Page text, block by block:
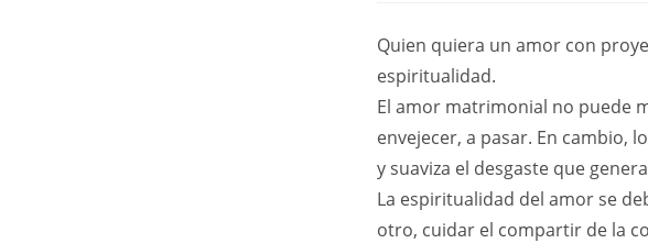
Quien quiera un amor con
espiritualidad.
El amor matrimonial no puede
envejecer, a pasar. En cambio,
y suaviza el desgaste que
La espiritualidad del amor se
otro, cuidar el compartir de la